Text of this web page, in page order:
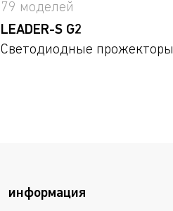
79 моделей
LEADER-S G2
Светодиодные прожекторы
информация